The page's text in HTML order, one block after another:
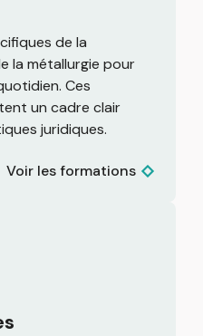
de la
la métallurgie pour
Ces
un cadre clair
juridiques.
Voir les formations